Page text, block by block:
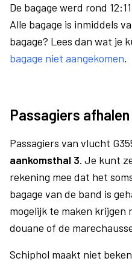
De bagage werd rond
Alle bagage is inmiddels
bagage? Lees dan wat je
bagage niet aangekomen.
Passagiers
Passagiers van vlucht
aankomsthal 3. Je kunt
rekening mee dat het
bagage van de band is
mogelijk te maken krijgen
douane of de
Schiphol maakt niet